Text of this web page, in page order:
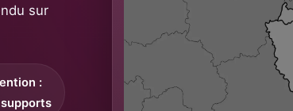
sur
: